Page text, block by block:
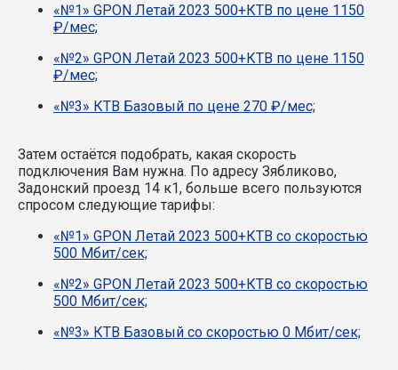
«№1» GPON Летай 2023 500+КТВ по цене 1150
₽/мес;
«№2» GPON Летай 2023 500+КТВ по цене 1150
₽/мес;
«№3» КТВ Базовый по цене 270 ₽/мес;
Затем остаётся подобрать, какая скорость
подключения Вам нужна. По адресу Зябликово,
Задонский проезд 14 к1, больше всего пользуются
спросом следующие тарифы:
«№1» GPON Летай 2023 500+КТВ со скоростью
500 Мбит/сек;
«№2» GPON Летай 2023 500+КТВ со скоростью
500 Мбит/сек;
«№3» КТВ Базовый со скоростью 0 Мбит/сек;